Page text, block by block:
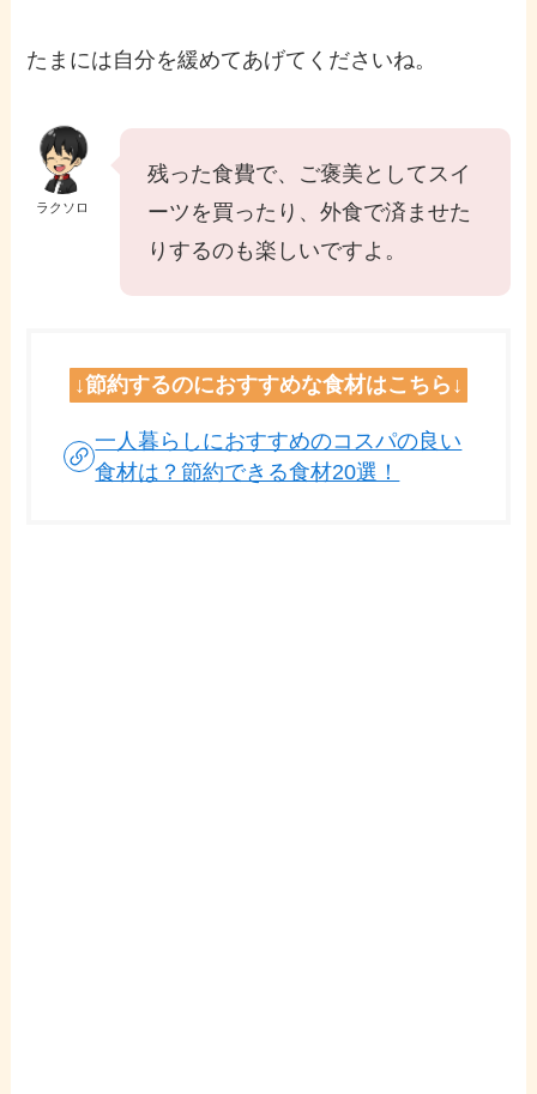
たまには自分を緩めてあげてくださいね。
ラクソロ
残った食費で、ご褒美としてスイ
ーツを買ったり、外食で済ませた
りするのも楽しいですよ。
↓節約するのにおすすめな食材はこちら↓
一人暮らしにおすすめのコスパの良い
食材は？節約できる食材20選！